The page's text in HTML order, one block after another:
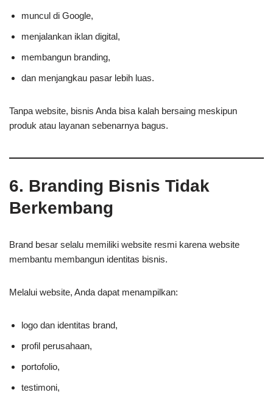
muncul di Google,
menjalankan iklan digital,
membangun branding,
dan menjangkau pasar lebih luas.
Tanpa website, bisnis Anda bisa kalah bersaing meskipun
produk atau layanan sebenarnya bagus.
6. Branding Bisnis Tidak
Berkembang
Brand besar selalu memiliki website resmi karena website
membantu membangun identitas bisnis.
Melalui website, Anda dapat menampilkan:
logo dan identitas brand,
profil perusahaan,
portofolio,
testimoni,